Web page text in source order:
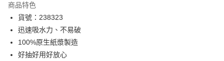
Apple Pay
街口支付
悠遊付
商品特色
貨號：238323
迅速吸水力、不易破
100%原生紙漿製造
好抽好用好放心